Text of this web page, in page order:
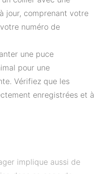
jour, comprenant votre
numéro de
une puce
pour une
Vérifiez que les
enregistrées et à
implique aussi de